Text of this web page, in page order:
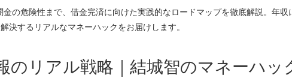
の危険性まで、借金完済に向けた実践的なロードマップを徹底解説。年
決するリアルなマネーハックをお届けします。
のリアル戦略｜結城智のマネーハッ